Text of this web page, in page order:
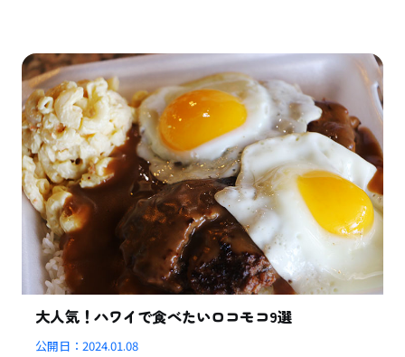
大人気！ハワイで食べたいロコモコ9選
公開日：2024.01.08